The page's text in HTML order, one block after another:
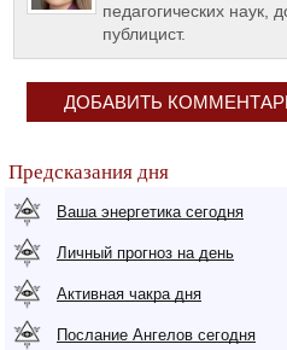
педагогических наук,
публицист.
ДОБАВИТЬ
Предсказания дня
Ваша энергетика сегодня
Личный прогноз на день
Активная чакра дня
Послание Ангелов сегодня